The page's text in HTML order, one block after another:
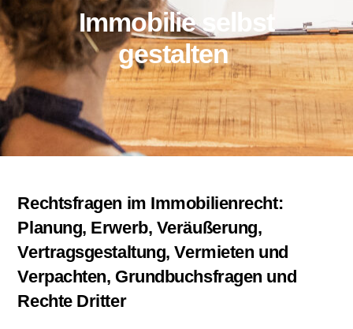
Immobilie selbst
gestalten
Rechtsfragen im Immobilienrecht:
Planung, Erwerb, Veräußerung,
Vertragsgestaltung, Vermieten und
Verpachten, Grundbuchsfragen und
Rechte Dritter